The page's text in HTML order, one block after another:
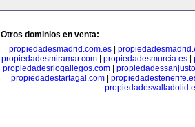
Otros dominios en venta:
propiedadesmadrid.com.es
propiedadesmiramar.com
propiedadesmurcia.es
propiedadesriogallegos.com|
propiedadestartagal.com|